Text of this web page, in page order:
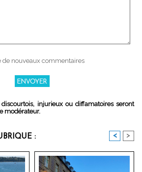
de nouveaux commentaires
injurieux ou diffamatoires seront
modérateur.
: < >